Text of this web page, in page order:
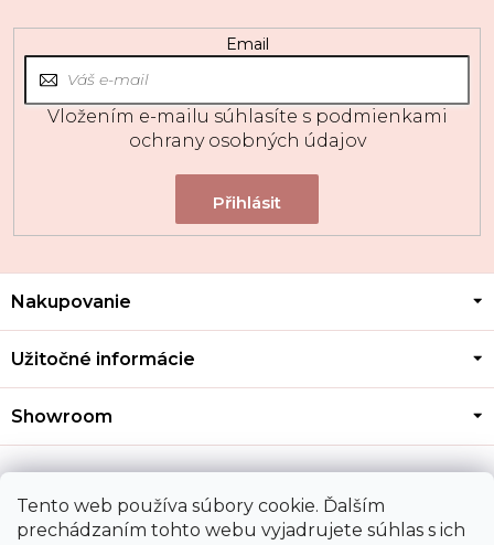
Tento web používa súbory cookie. Ďalším
prechádzaním tohto webu vyjadrujete súhlas s ich
Email
Vložením e-mailu súhlasíte s podmienkami
ochrany osobných údajov
Z
p
t
Nakupovanie
Užitočné informácie
Showroom
Kontakt